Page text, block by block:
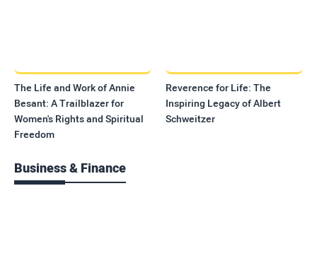
The Life and Work of Annie
Besant: A Trailblazer for
Women's Rights and Spiritual
Freedom
Reverence for Life: The
Inspiring Legacy of Albert
Schweitzer
Business & Finance